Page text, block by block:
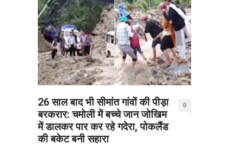
26 साल बाद भी सीमांत गांवों की पीड़ा
बरकरार: चमोली में बच्चे जान जोखिम
में डालकर पार कर रहे गदेरा, पोकलैंड
की बकेट बनी सहारा
0